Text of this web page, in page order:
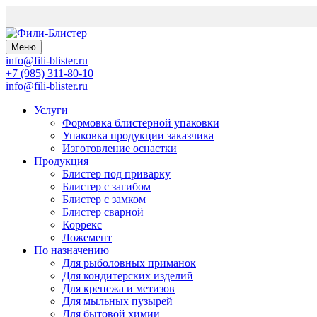
Меню
info@fili-blister.ru
+7 (985) 311-80-10
info@fili-blister.ru
Услуги
Формовка блистерной упаковки
Упаковка продукции заказчика
Изготовление оснастки
Продукция
Блистер под приварку
Блистер с загибом
Блистер с замком
Блистер сварной
Коррекс
Ложемент
По назначению
Для рыболовных приманок
Для кондитерских изделий
Для крепежа и метизов
Для мыльных пузырей
Для бытовой химии